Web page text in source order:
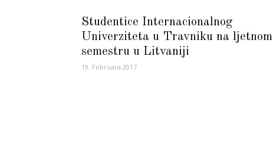
Studentice Internacionalnog
Univerziteta u Travniku na ljetnom
semestru u Litvaniji
19. Februara 2017.